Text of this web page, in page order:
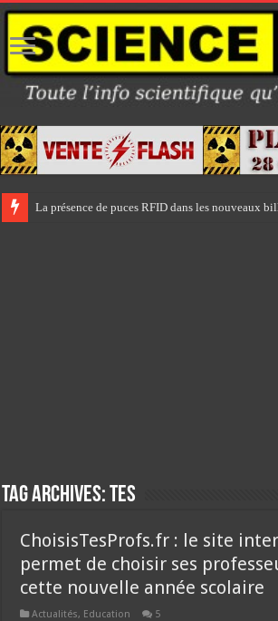
La présence de puces RFID dans les nouveaux
Tag Archives:tes
ChoisisTesProfs.fr : le site
permet de choisir ses
cette nouvelle année scolaire
Actualités, Education 5